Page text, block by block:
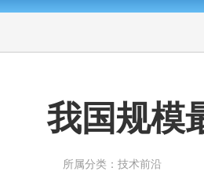
我国规模
所属分类：技术前沿